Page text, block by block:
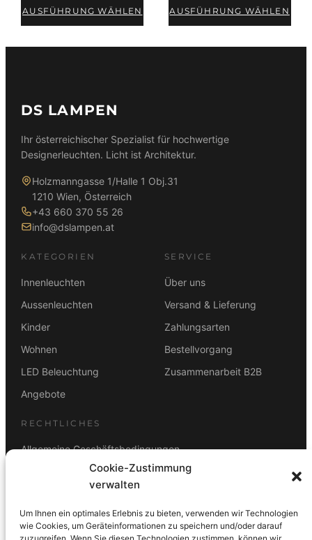
Cookie-Zustimmung
verwalten
Um Ihnen ein optimales Erlebnis zu bieten, verwenden wir Technologien
wie Cookies, um Geräteinformationen zu speichern und/oder darauf
AUSFÜHRUNG WÄHLEN AUSFÜHRUNG WÄHLEN
DS LAMPEN
Ihr österreichischer Spezialist für hochwertige
Designerleuchten. Licht ist Architektur.
Holzmanngasse 1/Halle 1 Obj.31
1210 Wien, Österreich
+43 660 370 55 26
info@dslampen.at
KATEGORIEN
Innenleuchten
Aussenleuchten
Kinder
Wohnen
LED Beleuchtung
Angebote
SERVICE
Über uns
Versand & Lieferung
Zahlungsarten
Bestellvorgang
Zusammenarbeit B2B
RECHTLICHES
Allgemeine Geschäftsbedingungen
Rücktrittsbelehrung